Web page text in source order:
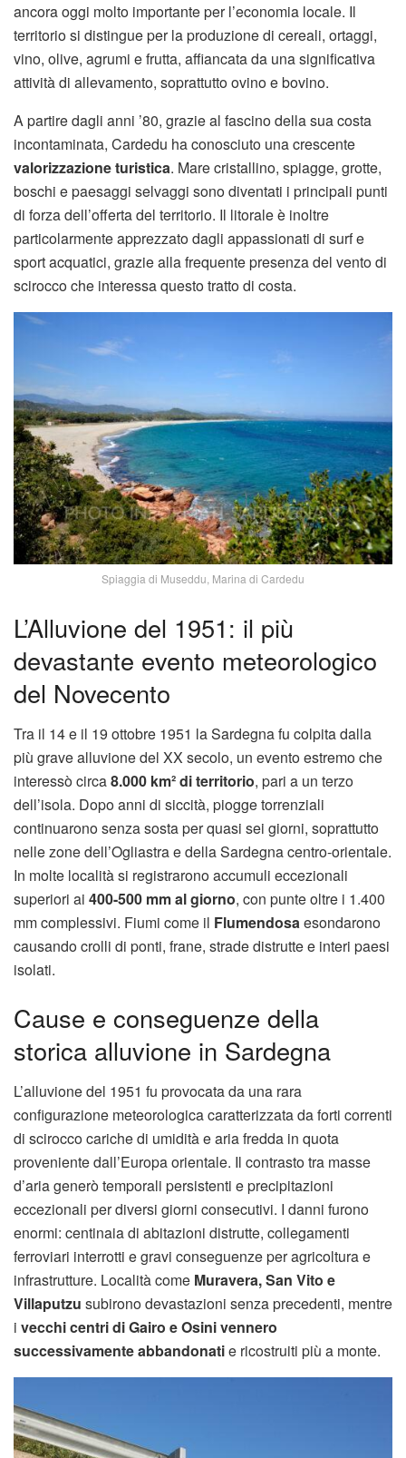
ancora oggi molto importante per l’economia locale. Il
territorio si distingue per la produzione di cereali, ortaggi,
vino, olive, agrumi e frutta, affiancata da una significativa
attività di allevamento, soprattutto ovino e bovino.
A partire dagli anni ’80, grazie al fascino della sua costa
incontaminata, Cardedu ha conosciuto una crescente
valorizzazione turistica. Mare cristallino, spiagge, grotte,
boschi e paesaggi selvaggi sono diventati i principali punti
di forza dell’offerta del territorio. Il litorale è inoltre
particolarmente apprezzato dagli appassionati di surf e
sport acquatici, grazie alla frequente presenza del vento di
scirocco che interessa questo tratto di costa.
Spiaggia di Museddu, Marina di Cardedu
L’Alluvione del 1951: il più
devastante evento meteorologico
del Novecento
Tra il 14 e il 19 ottobre 1951 la Sardegna fu colpita dalla
più grave alluvione del XX secolo, un evento estremo che
interessò circa8.000 km² di territorio, pari a un terzo
dell’isola. Dopo anni di siccità, piogge torrenziali
continuarono senza sosta per quasi sei giorni, soprattutto
nelle zone dell’Ogliastra e della Sardegna centro-orientale.
In molte località si registrarono accumuli eccezionali
superiori ai 400-500 mm al giorno, con punte oltre i 1.400
mm complessivi. Fiumi come il Flumendosaesondarono
causando crolli di ponti, frane, strade distrutte e interi paesi
isolati.
Cause e conseguenze della
storica alluvione in Sardegna
L’alluvione del 1951 fu provocata da una rara
configurazione meteorologica caratterizzata da forti correnti
di scirocco cariche di umidità e aria fredda in quota
proveniente dall’Europa orientale. Il contrasto tra masse
d’aria generò temporali persistenti e precipitazioni
eccezionali per diversi giorni consecutivi. I danni furono
enormi: centinaia di abitazioni distrutte, collegamenti
ferroviari interrotti e gravi conseguenze per agricoltura e
infrastrutture. Località come Muravera, San Vito e
Villaputzu subirono devastazioni senza precedenti, mentre
i vecchi centri di Gairo e Osini vennero
successivamente abbandonatie ricostruiti più a monte.